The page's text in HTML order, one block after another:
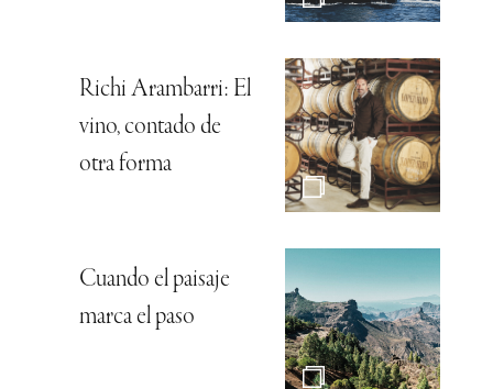
Richi Arambarri: El
vino, contado de
otra forma
Cuando el paisaje
marca el paso